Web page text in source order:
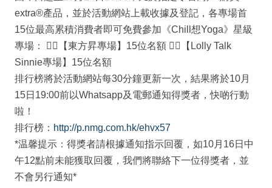
extra®產品，並於活動網站上載收據及登記，各專場首
15位最高累積消費者即可免費參加《Chill想Yoga》星級
專場： 🧘‍♂【東方昇專場】15位名額 🧘‍♀【Lolly Talk
Sinnie專場】15位名額
排行榜將於活動網站每30分鐘更新一次，結果將於10月
15日19:00前以Whatsapp及電郵通知得獎者，快啲行動
啦！
排行榜： http://p.nmg.com.hk/ehvx57
*温馨提示：得獎者請根據通知指示回覆，如10月16日中
午12點前未能獲取回覆，我們將聯絡下一位得獎者，並
不會另行通知*